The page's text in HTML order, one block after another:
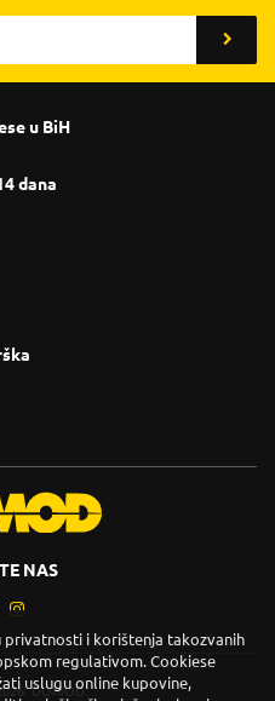
u BiH
dana
NAS
DOMOD.
i korištenja takozvanih
regulativom. Cookiese
uslugu online kupovine,